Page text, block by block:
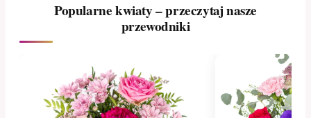
Popularne kwiaty – przeczytaj nasze
przewodniki